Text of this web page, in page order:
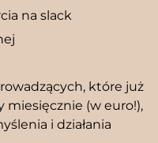
na slack
które już
miesięcznie (w euro!),
i działania